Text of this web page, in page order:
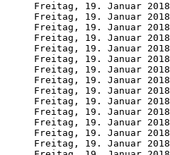
Freitag, 19. Januar
Freitag, 19. Januar
Freitag, 19. Januar
Freitag, 19. Januar
Freitag, 19. Januar
Freitag, 19. Januar
Freitag, 19. Januar
Freitag, 19. Januar
Freitag, 19. Januar
Freitag, 19. Januar
Freitag, 19. Januar
Freitag, 19. Januar
Freitag, 19. Januar
Freitag, 19. Januar